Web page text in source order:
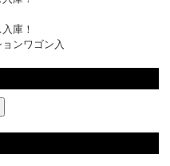
庫！
ンワゴン入